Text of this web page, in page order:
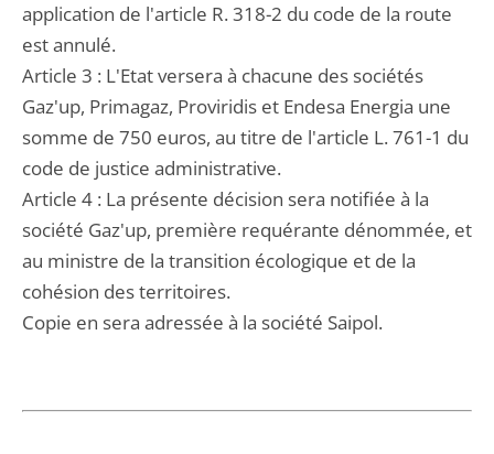
application de l'article R. 318-2 du code de la route
est annulé.
Article 3 : L'Etat versera à chacune des sociétés
Gaz'up, Primagaz, Proviridis et Endesa Energia une
somme de 750 euros, au titre de l'article L. 761-1 du
code de justice administrative.
Article 4 : La présente décision sera notifiée à la
société Gaz'up, première requérante dénommée, et
au ministre de la transition écologique et de la
cohésion des territoires.
Copie en sera adressée à la société Saipol.